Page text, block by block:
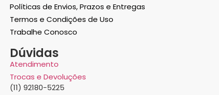
Políticas de Envios, Prazos e Entregas
Termos e Condições de Uso
Trabalhe Conosco
Dúvidas
Atendimento
Trocas e Devoluções
(11) 92180-5225